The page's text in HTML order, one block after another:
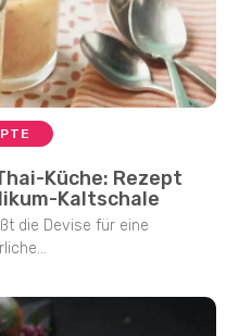
Küche: Rezept
Kaltschale
die Devise für eine